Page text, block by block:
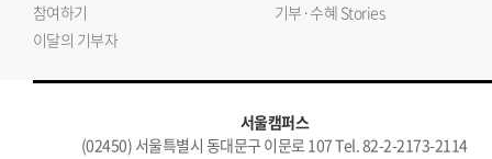
참여하기
기부·수혜 Stories
이달의 기부자
서울캠퍼스
(02450) 서울특별시 동대문구 이문로 107 Tel. 82-2-2173-2114